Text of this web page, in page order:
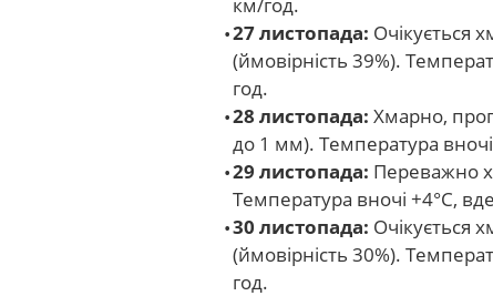
27 листопада: Очікується
(ймовірність 39%).
год.
28 листопада: Хмарно,
до 1 мм). Температура
29 листопада: Переважно
Температура вночі +4°С,
30 листопада: Очікується
(ймовірність 30%).
год.